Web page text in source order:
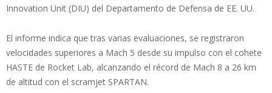
Innovation Unit (DIU) del Departamento de Defensa de EE. UU.
El informe indica que tras varias evaluaciones, se registraron
velocidades superiores a Mach 5 desde su impulso con el cohete
HASTE de Rocket Lab, alcanzando el récord de Mach 8 a 26 km
de altitud con el scramjet SPARTAN.